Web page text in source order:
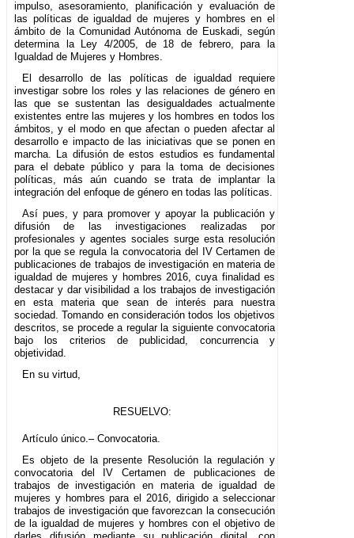
impulso, asesoramiento, planificación y evaluación de
las políticas de igualdad de mujeres y hombres en el
ámbito de la Comunidad Autónoma de Euskadi, según
determina la Ley 4/2005, de 18 de febrero, para la
Igualdad de Mujeres y Hombres.
El desarrollo de las políticas de igualdad requiere
investigar sobre los roles y las relaciones de género en
las que se sustentan las desigualdades actualmente
existentes entre las mujeres y los hombres en todos los
ámbitos, y el modo en que afectan o pueden afectar al
desarrollo e impacto de las iniciativas que se ponen en
marcha. La difusión de estos estudios es fundamental
para el debate público y para la toma de decisiones
políticas, más aún cuando se trata de implantar la
integración del enfoque de género en todas las políticas.
Así pues, y para promover y apoyar la publicación y
difusión de las investigaciones realizadas por
profesionales y agentes sociales surge esta resolución
por la que se regula la convocatoria del IV Certamen de
publicaciones de trabajos de investigación en materia de
igualdad de mujeres y hombres 2016, cuya finalidad es
destacar y dar visibilidad a los trabajos de investigación
en esta materia que sean de interés para nuestra
sociedad. Tomando en consideración todos los objetivos
descritos, se procede a regular la siguiente convocatoria
bajo los criterios de publicidad, concurrencia y
objetividad.
En su virtud,
RESUELVO:
Artículo único.– Convocatoria.
Es objeto de la presente Resolución la regulación y
convocatoria del IV Certamen de publicaciones de
trabajos de investigación en materia de igualdad de
mujeres y hombres para el 2016, dirigido a seleccionar
trabajos de investigación que favorezcan la consecución
de la igualdad de mujeres y hombres con el objetivo de